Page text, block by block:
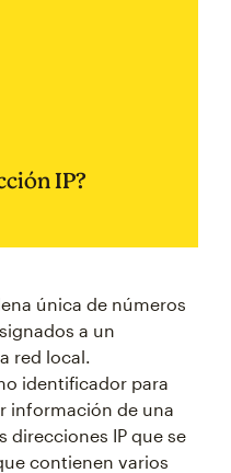
IP?
única de números
a un
red local.
identificador para
información de una
direcciones IP que se
contienen varios